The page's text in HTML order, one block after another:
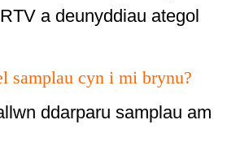
a deunyddiau ategol
samplau cyn i mi brynu?
ddarparu samplau am